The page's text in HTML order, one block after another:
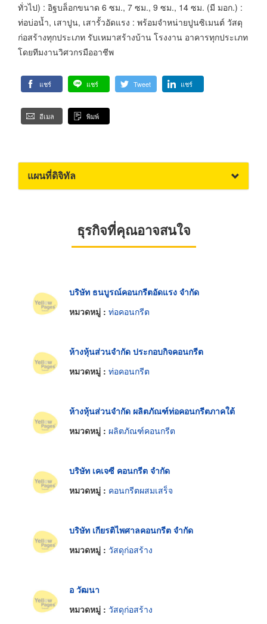
ทั่วไป) : อิฐบล็อกขนาด 6 ซม., 7 ซม., 9 ซม., 14 ซม. (มี มอก.) :
ท่อบ่อน้ำ, เสาปูน, เสารั้วอัดแรง : พร้อมจำหน่ายปูนซิเมนต์ วัสดุ
ก่อสร้างทุกประเภท รับเหมาสร้างบ้าน โรงงาน อาคารทุกประเภท
โดยทีมงานวิศวกรมืออาชีพ
แชร์ แชร์ Tweet แชร์
อีเมล พิมพ์
แผนที่ดิจิทัล
ธุรกิจที่คุณอาจสนใจ
บริษัท ธนบูรณ์คอนกรีตอัดแรง จำกัด
หมวดหมู่ : ท่อคอนกรีต
ห้างหุ้นส่วนจำกัด ประกอบกิจคอนกรีต
หมวดหมู่ : ท่อคอนกรีต
ห้างหุ้นส่วนจำกัด ผลิตภัณฑ์ท่อคอนกรีตภาคใต้
หมวดหมู่ : ผลิตภัณฑ์คอนกรีต
บริษัท เคเจซี คอนกรีต จำกัด
หมวดหมู่ : คอนกรีตผสมเสร็จ
บริษัท เกียรติไพศาลคอนกรีต จำกัด
หมวดหมู่ : วัสดุก่อสร้าง
อ วัฒนา
หมวดหมู่ : วัสดุก่อสร้าง